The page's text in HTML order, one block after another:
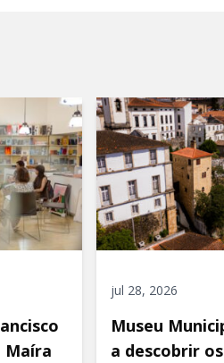
Maíra
jul 28, 2026
Museu
a descobrir